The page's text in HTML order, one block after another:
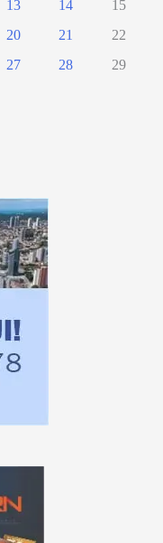
13 14
15
20 21
22
27 28
29